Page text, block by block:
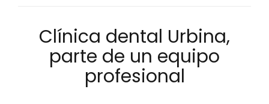
Clínica dental Urbina,
parte de un equipo
profesional